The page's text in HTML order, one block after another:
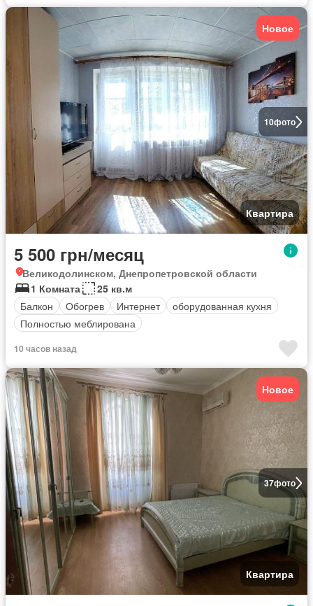
10фото
Новое
Квартира
5 500 грн/месяц
Великодолинском, Днепропетровской области
1 Комната
25 кв.м
Балкон
Обогрев Интернет
оборудованная кухня
Полностью меблирована
10 часов назад
37фото
Новое
Квартира